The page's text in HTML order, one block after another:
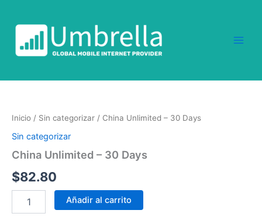
contenido
Inicio / Sin categorizar / China Unlimited – 30 Days
Sin categorizar
China Unlimited – 30 Days
$82.80
30
Days
cantidad
Añadir al carrito